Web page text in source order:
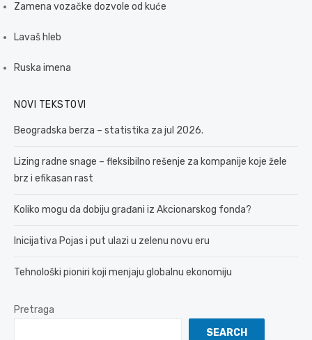
Zamena vozačke dozvole od kuće
Lavaš hleb
Ruska imena
NOVI TEKSTOVI
Beogradska berza – statistika za jul 2026.
Lizing radne snage – fleksibilno rešenje za kompanije koje žele
brz i efikasan rast
Koliko mogu da dobiju građani iz Akcionarskog fonda?
Inicijativa Pojas i put ulazi u zelenu novu eru
Tehnološki pioniri koji menjaju globalnu ekonomiju
Pretraga
SEARCH